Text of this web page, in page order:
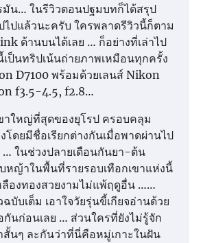
มัน… ในรีวิวตอนปฐมบทก็ได้สรุป
ปแล้วนะครับ ใครพลาดรีวิวนี้ก็ตาม
ด้านบนได้เลย … ก็อย่างที่เล่าไป
ป็นทริปเน้นถ่ายภาพเหมือนทุกครั้ง
D7100 พร้อมด้วยเลนส์ Nikon
f3.5-4.5, f2.8…
าใหญ่ที่สุดของยุโรป ครอบคลุม
โดยมีชื่อเรียกต่างกันเมื่อพาดผ่านไป
… ในช่วงปลายเดือนกันยา-ต้น
หญ้าในพื้นที่รายรอบเทือกเขาแห่งนี้
ลืองทองสวยงามไม่แพ้ฤดูอื่น ……
บับเต็ม เอาใจวัยรุ่นขี้เกียจอ่านด้วย
นก่อนเลย … ส่วนใครที่ยังไม่รู้จัก
นๆ ละกันว่าที่นี่คือหมู่เกาะในฝัน